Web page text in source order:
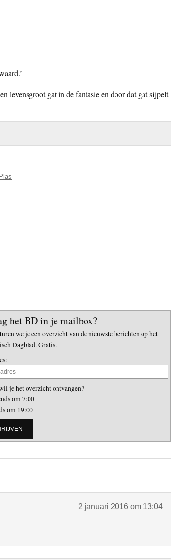
levensgroot gat in de fantasie en door dat gat sijpelt
het BD in je mailbox?
we je een overzicht van de nieuwste berichten op het
Dagblad. Gratis.
je het overzicht ontvangen?
om 7:00
om 19:00
2 januari 2016 om 13:04